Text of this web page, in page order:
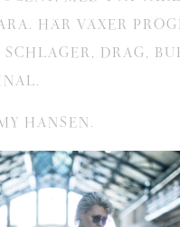
HÄR VÄXER
SCHLAGER, DRAG,
HANSEN.